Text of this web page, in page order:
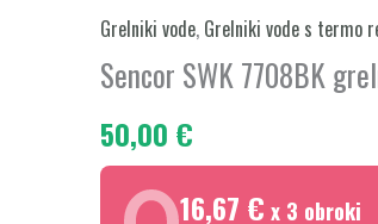
Grelniki vode, Grelniki vode s termo
Sencor SWK 7708BK
50,00 €
16,67 € x 3 obroki
SWK
grelnik
vode
količina